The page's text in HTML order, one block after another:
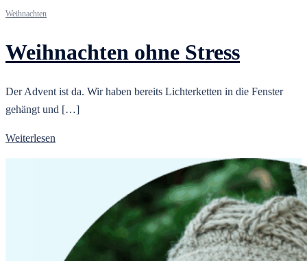
Weihnachten
Weihnachten ohne Stress
Der Advent ist da. Wir haben bereits Lichterketten in die Fenster
gehängt und […]
Weiterlesen